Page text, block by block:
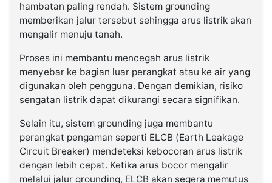
hambatan paling rendah. Sistem grounding
memberikan jalur tersebut sehingga arus listrik akan
mengalir menuju tanah.
Proses ini membantu mencegah arus listrik
menyebar ke bagian luar perangkat atau ke air yang
digunakan oleh pengguna. Dengan demikian, risiko
sengatan listrik dapat dikurangi secara signifikan.
Selain itu, sistem grounding juga membantu
perangkat pengaman seperti ELCB (Earth Leakage
Circuit Breaker) mendeteksi kebocoran arus listrik
dengan lebih cepat. Ketika arus bocor mengalir
melalui jalur grounding, ELCB akan segera memutus